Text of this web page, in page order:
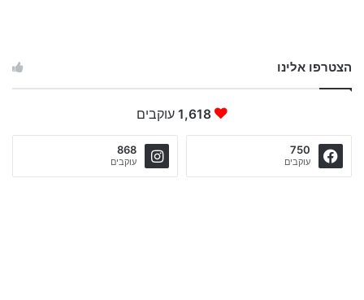
הצטרפו אלינו
1,618 עוקבים
750
עוקבים
868
עוקבים